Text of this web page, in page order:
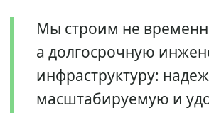
Мы строим не
а долгосрочную
инфраструктуру:
масштабируемую и